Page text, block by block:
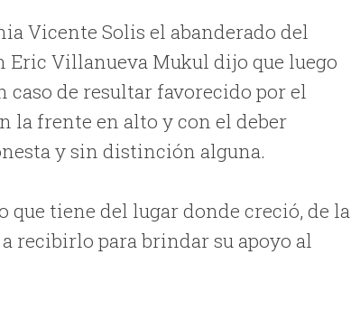
Vicente Solis el abanderado del
Eric Villanueva Mukul dijo que luego
de resultar favorecido por el
la frente en alto y con el deber
y sin distinción alguna.
tiene del lugar donde creció, de la
recibirlo para brindar su apoyo al